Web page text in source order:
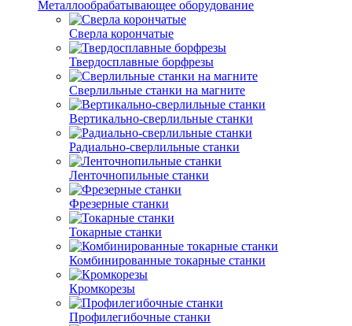
Металлообрабатывающее оборудование
Сверла корончатые
Твердосплавные борфрезы
Сверлильные станки на магните
Вертикально-сверлильные станки
Радиально-сверлильные станки
Ленточнопильные станки
Фрезерные станки
Токарные станки
Комбинированные токарные станки
Кромкорезы
Профилегибочные станки